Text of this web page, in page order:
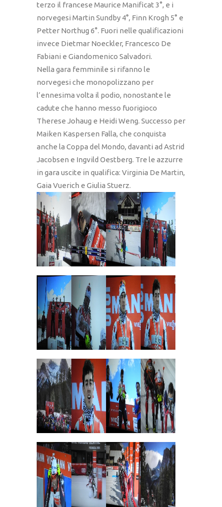
terzo il francese Maurice Manificat 3°, e i
norvegesi Martin Sundby 4°, Finn Krogh 5° e
Petter Northug 6°. Fuori nelle qualificazioni
invece Dietmar Noeckler, Francesco De
Fabiani e Giandomenico Salvadori.
Nella gara femminile si rifanno le
norvegesi che monopolizzano per
l’ennesima volta il podio, nonostante le
cadute che hanno messo fuorigioco
Therese Johaug e Heidi Weng. Successo per
Maiken Kaspersen Falla, che conquista
anche la Coppa del Mondo, davanti ad Astrid
Jacobsen e Ingvild Oestberg. Tre le azzurre
in gara uscite in qualifica: Virginia De Martin,
Gaia Vuerich e Giulia Stuerz.